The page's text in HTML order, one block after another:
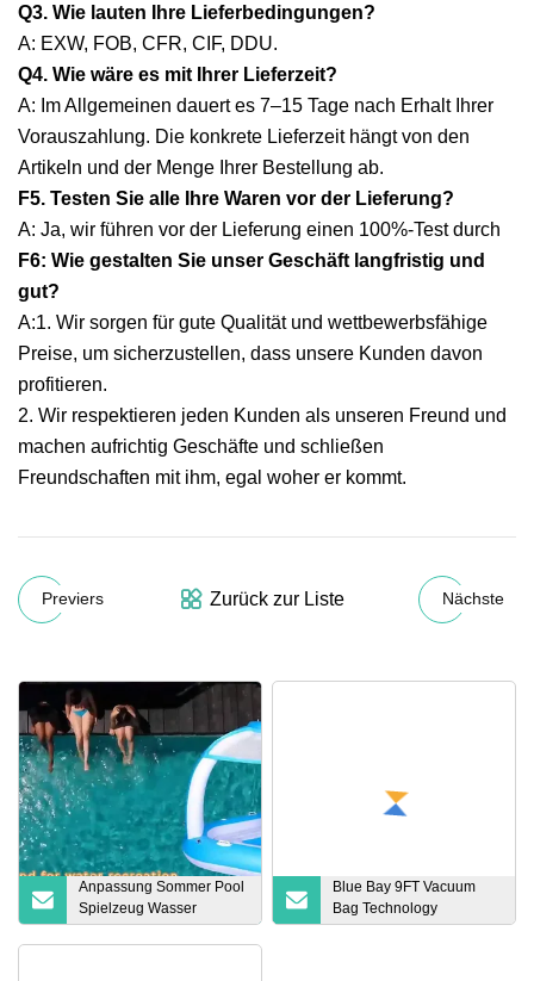
Q3. Wie lauten Ihre Lieferbedingungen?
A: EXW, FOB, CFR, CIF, DDU.
Q4. Wie wäre es mit Ihrer Lieferzeit?
A: Im Allgemeinen dauert es 7–15 Tage nach Erhalt Ihrer
Vorauszahlung. Die konkrete Lieferzeit hängt von den
Artikeln und der Menge Ihrer Bestellung ab.
F5. Testen Sie alle Ihre Waren vor der Lieferung?
A: Ja, wir führen vor der Lieferung einen 100%-Test durch
F6: Wie gestalten Sie unser Geschäft langfristig und
gut?
A:1. Wir sorgen für gute Qualität und wettbewerbsfähige
Preise, um sicherzustellen, dass unsere Kunden davon
profitieren.
2. Wir respektieren jeden Kunden als unseren Freund und
machen aufrichtig Geschäfte und schließen
Freundschaften mit ihm, egal woher er kommt.
Previers Zurück zur Liste Nächste
Anpassung Sommer Pool
Spielzeug Wasser
Schwimmende Insel 4
Personen Schlauchboot
Blue Bay 9FT Vacuum
Bag Technology
Longboard Soft Top